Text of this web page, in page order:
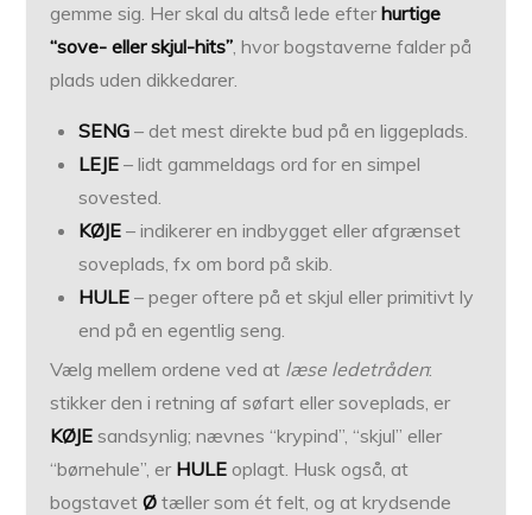
gemme sig. Her skal du altså lede efterhurtige
“sove- eller skjul-hits” , hvor bogstaverne falder på
plads uden dikkedarer.
SENG – det mest direkte bud på en liggeplads.
LEJE – lidt gammeldags ord for en simpel
sovested.
KØJE – indikerer en indbygget eller afgrænset
soveplads, fx om bord på skib.
HULE – peger oftere på et skjul eller primitivt ly
end på en egentlig seng.
Vælg mellem ordene ved at læse ledetråden:
stikker den i retning af søfart eller soveplads, er
KØJE sandsynlig; nævnes “krypind”, “skjul” eller
“børnehule”, er HULE oplagt. Husk også, at
bogstavetØ tæller som ét felt, og at krydsende